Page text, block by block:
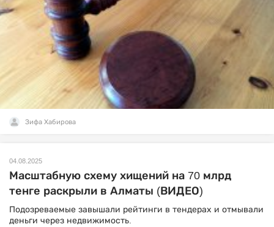
Зифа Хабирова
04.08.2025
Масштабную схему хищений на 70 млрд
тенге раскрыли в Алматы (ВИДЕО)
Подозреваемые завышали рейтинги в тендерах и отмывали
деньги через недвижимость.